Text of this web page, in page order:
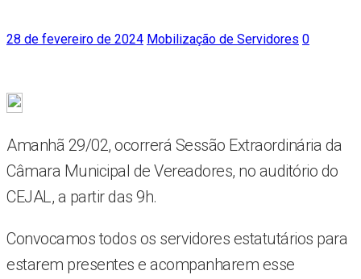
28 de fevereiro de 2024 Mobilização de Servidores 0
Amanhã 29/02, ocorrerá Sessão Extraordinária da
Câmara Municipal de Vereadores, no auditório do
CEJAL, a partir das 9h.
Convocamos todos os servidores estatutários para
estarem presentes e acompanharem esse